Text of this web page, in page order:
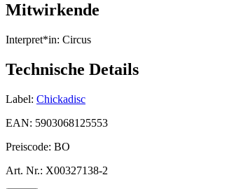
Mitwirkende
Interpret*in: Circus
Technische Details
Label: Chickadisc
EAN: 5903068125553
Preiscode: BO
Art. Nr.: X00327138-2